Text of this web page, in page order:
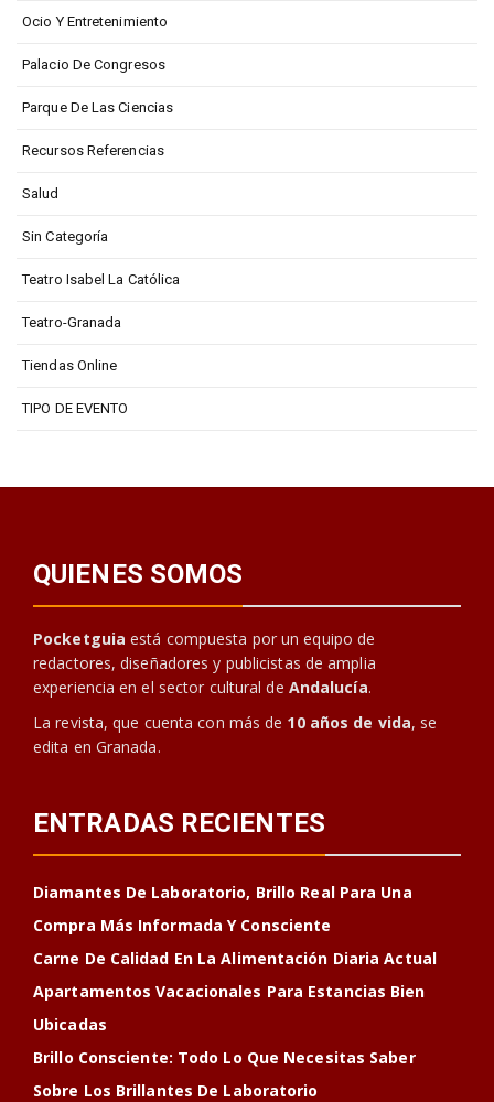
Ocio Y Entretenimiento
Palacio De Congresos
Parque De Las Ciencias
Recursos Referencias
Salud
Sin Categoría
Teatro Isabel La Católica
Teatro-Granada
Tiendas Online
TIPO DE EVENTO
QUIENES SOMOS
Pocketguia está compuesta por un equipo de
redactores, diseñadores y publicistas de amplia
experiencia en el sector cultural de Andalucía.
La revista, que cuenta con más de 10 años de vida, se
edita en Granada.
ENTRADAS RECIENTES
Diamantes De Laboratorio, Brillo Real Para Una
Compra Más Informada Y Consciente
Carne De Calidad En La Alimentación Diaria Actual
Apartamentos Vacacionales Para Estancias Bien
Ubicadas
Brillo Consciente: Todo Lo Que Necesitas Saber
Sobre Los Brillantes De Laboratorio